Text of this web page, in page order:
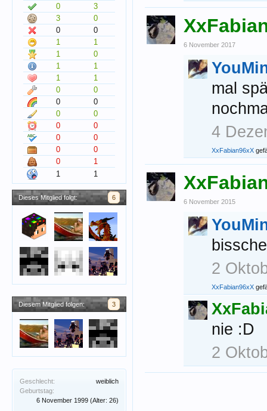
0
3
3
0
0
0
1
1
1
0
1
1
1
1
0
0
0
0
0
0
0
0
0
0
0
0
0
1
1
1
Dieses Mitglied folgt: 6
Diesem Mitglied folgen: 3
Geschlecht:
weiblich
Geburtstag:
6 November 1999 (Alter: 26)
6 November 2017
mal
4
XxFabian96xX
6 November 2015
2
XxFabian96xX
nie :D
2